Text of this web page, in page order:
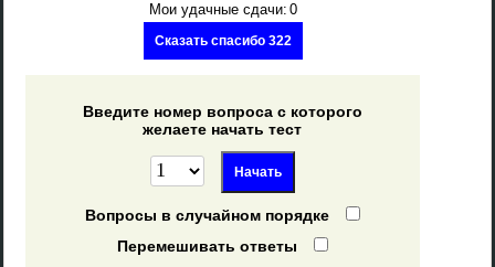
Мои удачные сдачи: 0
Сказать спасибо 322
Введите номер вопроса с которого
желаете начать тест
Вопросы в случайном порядке
Перемешивать ответы